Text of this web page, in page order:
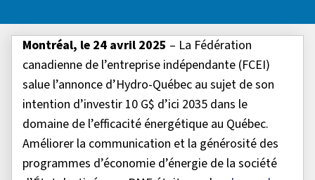
Montréal, le 24 avril 2025 – La Fédération
canadienne de l’entreprise indépendante (FCEI)
salue l’annonce d’Hydro-Québec au sujet de son
intention d’investir 10 G$ d’ici 2035 dans le
domaine de l’efficacité énergétique au Québec.
Améliorer la communication et la générosité des
programmes d’économie d’énergie de la société